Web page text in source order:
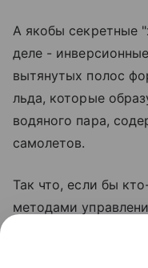
А якобы секретные
деле -
вытянутых полос
льда, которые
водяного пара,
самолетов.
Так что, если бы
методами
наводнений, и от